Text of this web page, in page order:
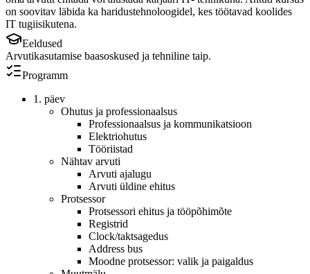
on soovitav läbida ka haridustehnoloogidel, kes töötavad koolides
IT tugiisikutena.
Eeldused
Arvutikasutamise baasoskused ja tehniline taip.
Programm
1. päev
Ohutus ja professionaalsus
Professionaalsus ja kommunikatsioon
Elektriohutus
Tööriistad
Nähtav arvuti
Arvuti ajalugu
Arvuti üldine ehitus
Protsessor
Protsessori ehitus ja tööpõhimõte
Registrid
Clock/taktsagedus
Address bus
Moodne protsessor: valik ja paigaldus